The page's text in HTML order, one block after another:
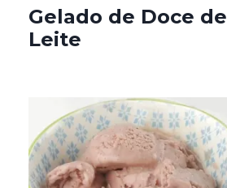
Gelado de Doce de
Leite